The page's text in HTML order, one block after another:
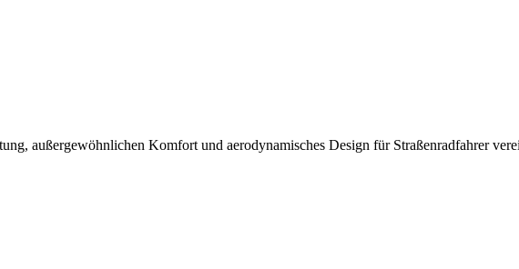
außergewöhnlichen Komfort und aerodynamisches Design für Straßenradfahrer